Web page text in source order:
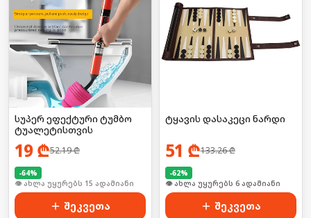
სუპერ ეფექტური ტუმბო
ტუალეტისთვის
19 ₾52.19₾
-64%
🛒 ბოლო 24სთ-ში იყიდა 23-მა
შეკვეთა
ტყავის დასაკეცი ნარდი
51 ₾133.26₾
-62%
🛒 ბოლო 24სთ-ში იყიდა 8-მა
შეკვეთა